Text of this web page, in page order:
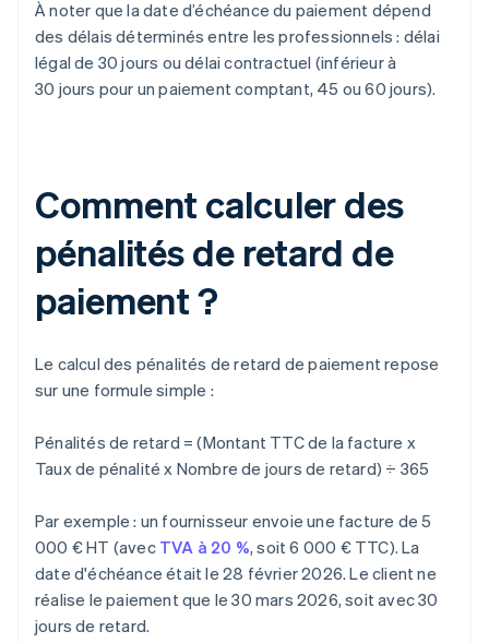
À noter que la date d’échéance du paiement dépend
des délais déterminés entre les professionnels : délai
légal de 30 jours ou délai contractuel (inférieur à
30 jours pour un paiement comptant, 45 ou 60 jours).
Comment calculer des
pénalités de retard de
paiement ?
Le calcul des pénalités de retard de paiement repose
sur une formule simple :
Pénalités de retard = (Montant TTC de la facture x
Taux de pénalité x Nombre de jours de retard) ÷ 365
Par exemple : un fournisseur envoie une facture de 5
000 € HT (avec TVA à 20 %, soit 6 000 € TTC). La
date d'échéance était le 28 février 2026. Le client ne
réalise le paiement que le 30 mars 2026, soit avec 30
jours de retard.